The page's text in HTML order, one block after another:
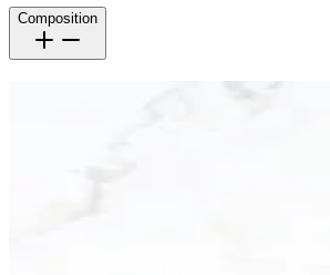
Composition